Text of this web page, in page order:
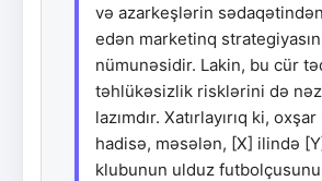
və azarkeşlərin
edən marketinq
nümunəsidir. Lakin, bu cür
təhlükəsizlik risklərini də
lazımdır. Xatırlayırıq ki,
hadisə, məsələn, [X] ilində
klubunun ulduz